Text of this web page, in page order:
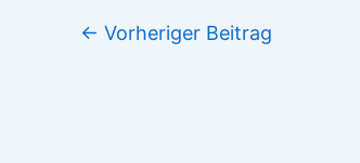
← Vorheriger Beitrag